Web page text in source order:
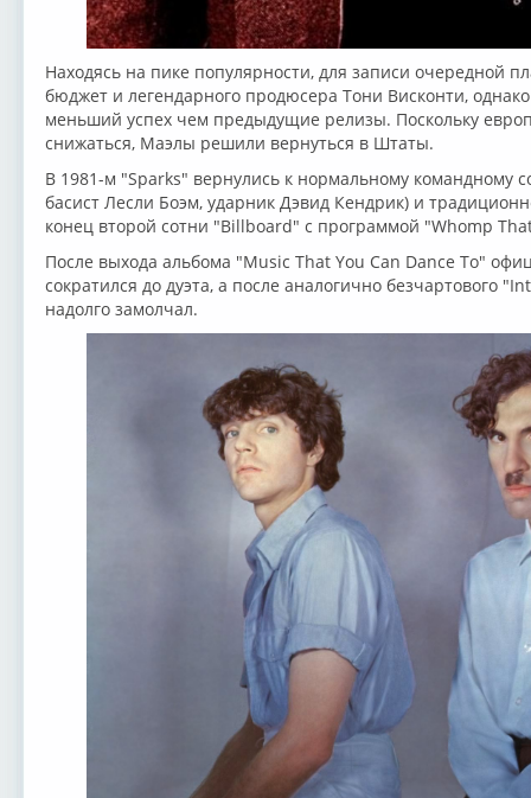
Находясь на пике популярности, для записи очередной
бюджет и легендарного продюсера Тони Висконти,
меньший успех чем предыдущие релизы. Поскольку
снижаться, Маэлы решили вернуться в Штаты.
В 1981-м "Sparks" вернулись к нормальному командному
басист Лесли Боэм, ударник Дэвид Кендрик) и
конец второй сотни "Billboard" с программой "Whomp
После выхода альбома "Music That You Can Dance To"
сократился до дуэта, а после аналогично безчартового
надолго замолчал.